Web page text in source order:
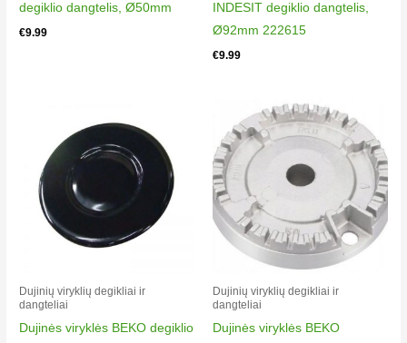
degiklio dangtelis, Ø50mm
€9.99
INDESIT degiklio dangtelis,
Ø92mm 222615
€9.99
Dujinių viryklių degikliai ir
dangteliai​
Dujinės viryklės BEKO degiklio
Dujinių viryklių degikliai ir
dangteliai​
Dujinės viryklės BEKO